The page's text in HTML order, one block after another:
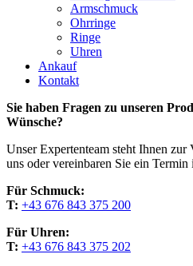
Armschmuck
Ohrringe
Ringe
Uhren
Ankauf
Kontakt
Sie haben Fragen zu unseren
Wünsche?
Unser Expertenteam steht Ihnen
uns oder vereinbaren Sie ein
Für Schmuck:
T: +43 676 843 375 200
Für Uhren:
T: +43 676 843 375 202